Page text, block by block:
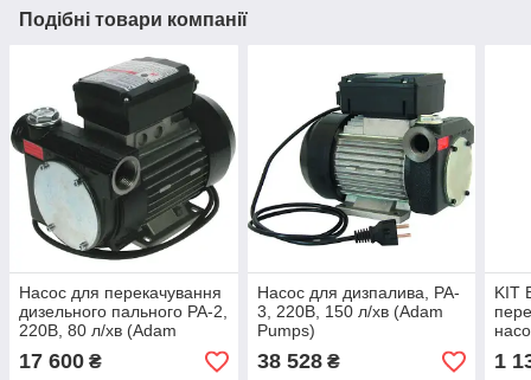
Подібні товари компанії
Насос для перекачування
дизельного пального PA-2,
220В, 80 л/хв (Adam
Pumps)
17 600 ₴
Насос для дизпалива, PA-
3, 220В, 150 л/хв (Adam
Pumps)
38 528₴
KIT
80-
1